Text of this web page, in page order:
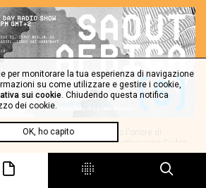
di Saout Radioabbiamo avuto l'onore di
alcuni dei suoni raccolti attraverso Süden
e conoscere le nuove geografie del suono,
a riflettere sul Mediterraneo, sull'uso
come strumenti di ri-appropriazione di luoghi e
per monitorare la tua esperienza di navigazione
su come utilizzare e gestire i cookie,
sui cookie. Chiudendo questa notifica
dei cookie.
OK, ho capito